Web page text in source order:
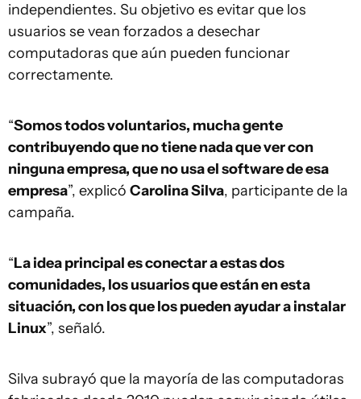
independientes. Su objetivo es evitar que los
usuarios se vean forzados a desechar
computadoras que aún pueden funcionar
correctamente.
“Somos todos voluntarios, mucha gente
contribuyendo que no tiene nada que ver con
ninguna empresa, que no usa el software de esa
empresa”, explicó Carolina Silva, participante de la
campaña.
“La idea principal es conectar a estas dos
comunidades, los usuarios que están en esta
situación, con los que los pueden ayudar a instalar
Linux”, señaló.
Silva subrayó que la mayoría de las computadoras